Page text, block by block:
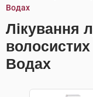
Водах
Лікування
Водах